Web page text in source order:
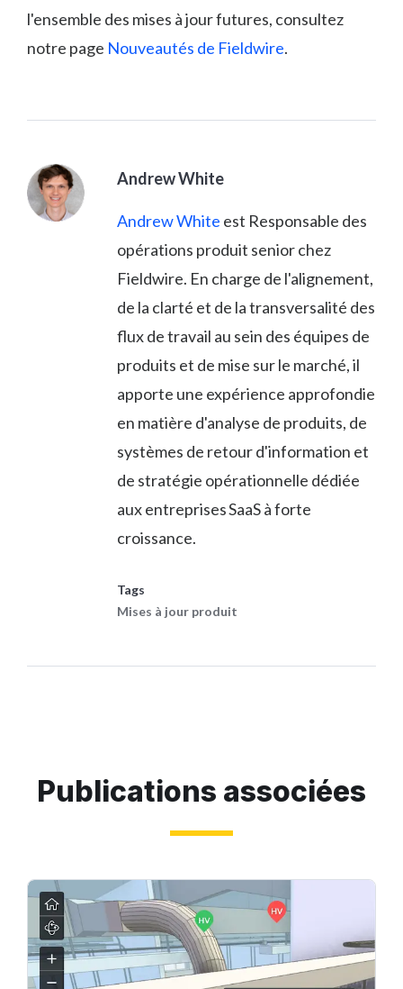
l'ensemble des mises à jour futures, consultez
notre page Nouveautés de Fieldwire.
Andrew White
Andrew White est Responsable des
opérations produit senior chez
Fieldwire. En charge de l'alignement,
de la clarté et de la transversalité des
flux de travail au sein des équipes de
produits et de mise sur le marché, il
apporte une expérience approfondie
en matière d'analyse de produits, de
systèmes de retour d'information et
de stratégie opérationnelle dédiée
aux entreprises SaaS à forte
croissance.
Tags
Mises à jour produit
Publications associées